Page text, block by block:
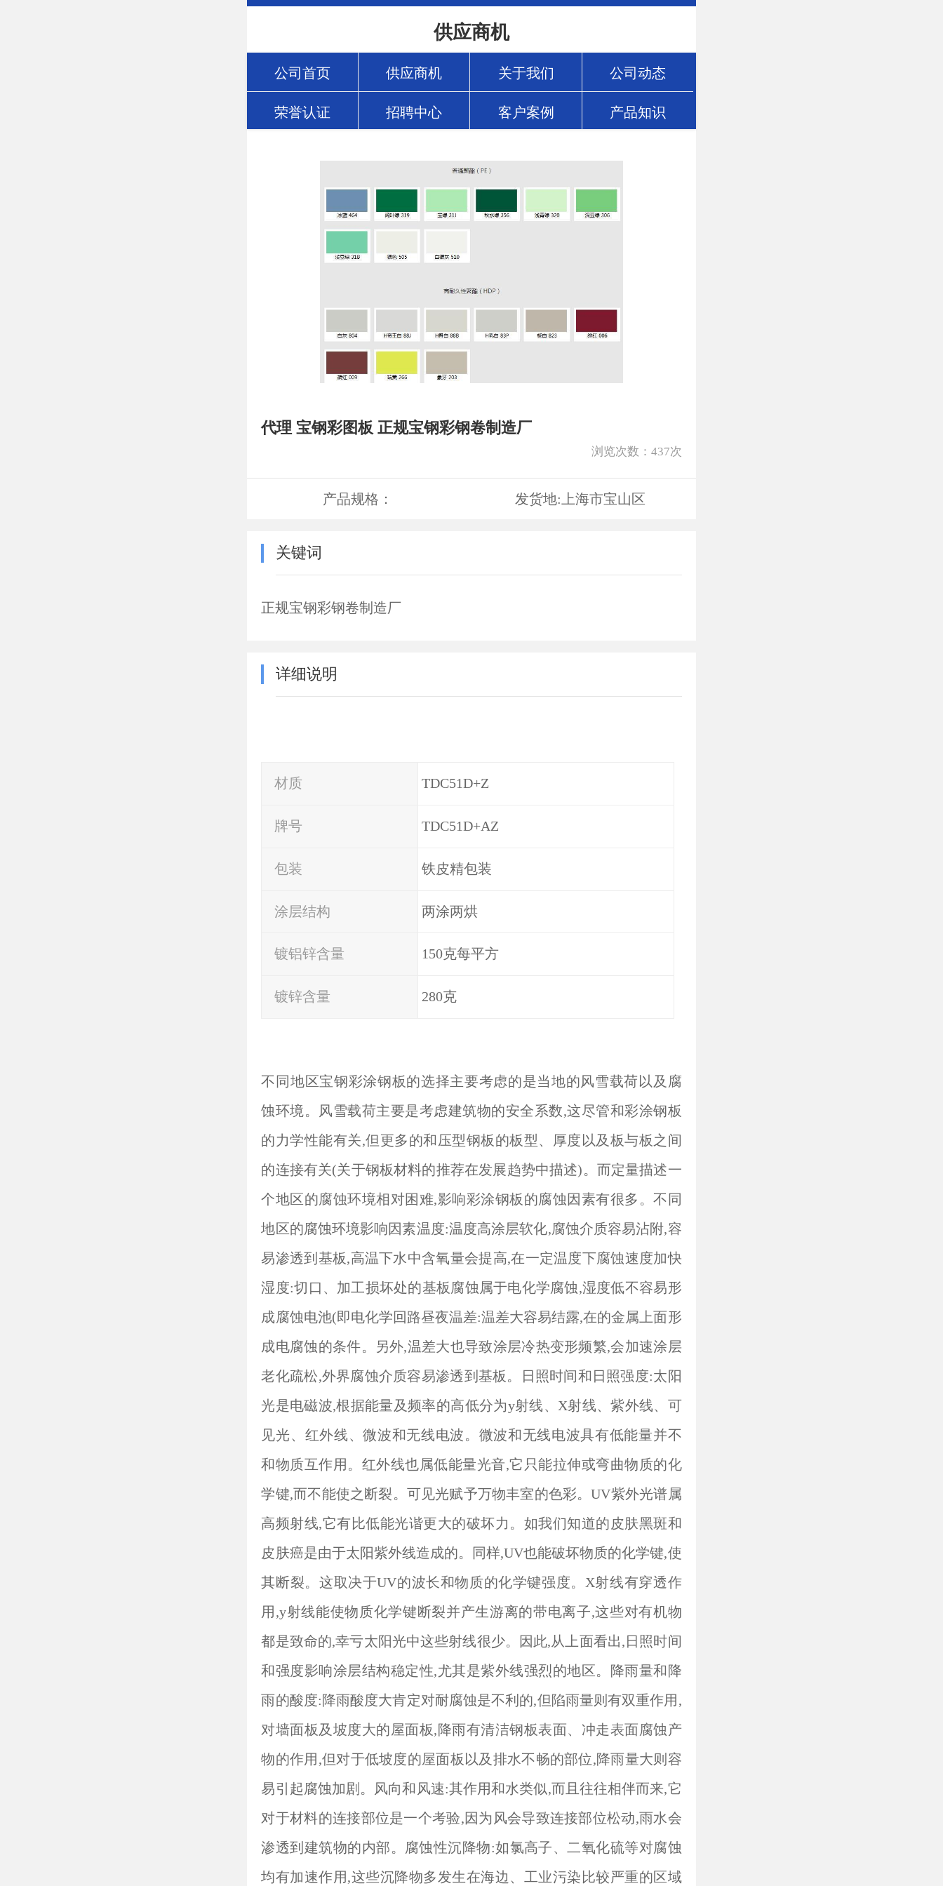
供应商机
公司首页 供应商机 关于我们 公司动态
荣誉认证 招聘中心 客户案例 产品知识
代理 宝钢彩图板 正规宝钢彩钢卷制造厂
浏览次数： 437次
产品规格： 发货地: 上海市宝山区
关键词
正规宝钢彩钢卷制造厂
详细说明
材质 TDC51D+Z
牌号 TDC51D+AZ
包装 铁皮精包装
涂层结构 两涂两烘
镀铝锌含量 150克每平方
镀锌含量 280克
不同地区宝钢彩涂钢板的选择主要考虑的是当地的风雪载荷以及腐
蚀环境。风雪载荷主要是考虑建筑物的安全系数,这尽管和彩涂钢板
的力学性能有关,但更多的和压型钢板的板型、厚度以及板与板之间
的连接有关(关于钢板材料的推荐在发展趋势中描述)。而定量描述一
个地区的腐蚀环境相对困难,影响彩涂钢板的腐蚀因素有很多。不同
地区的腐蚀环境影响因素温度:温度高涂层软化,腐蚀介质容易沾附,容
易渗透到基板,高温下水中含氧量会提高,在一定温度下腐蚀速度加快
湿度:切口、加工损坏处的基板腐蚀属于电化学腐蚀,湿度低不容易形
成腐蚀电池(即电化学回路昼夜温差:温差大容易结露,在的金属上面形
成电腐蚀的条件。另外,温差大也导致涂层冷热变形频繁,会加速涂层
老化疏松,外界腐蚀介质容易渗透到基板。日照时间和日照强度:太阳
光是电磁波,根据能量及频率的高低分为y射线、X射线、紫外线、可
见光、红外线、微波和无线电波。微波和无线电波具有低能量并不
和物质互作用。红外线也属低能量光音,它只能拉伸或弯曲物质的化
学键,而不能使之断裂。可见光赋予万物丰室的色彩。UV紫外光谱属
高频射线,它有比低能光谐更大的破坏力。如我们知道的皮肤黑斑和
皮肤癌是由于太阳紫外线造成的。同样,UV也能破坏物质的化学键,使
其断裂。这取决于UV的波长和物质的化学键强度。X射线有穿透作
用,y射线能使物质化学键断裂并产生游离的带电离子,这些对有机物
都是致命的,幸亏太阳光中这些射线很少。因此,从上面看出,日照时间
和强度影响涂层结构稳定性,尤其是紫外线强烈的地区。降雨量和降
雨的酸度:降雨酸度大肯定对耐腐蚀是不利的,但陷雨量则有双重作用,
对墙面板及坡度大的屋面板,降雨有清洁钢板表面、冲走表面腐蚀产
物的作用,但对于低坡度的屋面板以及排水不畅的部位,降雨量大则容
易引起腐蚀加剧。风向和风速:其作用和水类似,而且往往相伴而来,它
对于材料的连接部位是一个考验,因为风会导致连接部位松动,雨水会
渗透到建筑物的内部。腐蚀性沉降物:如氯高子、二氧化硫等对腐蚀
均有加速作用,这些沉降物多发生在海边、工业污染比较严重的区域